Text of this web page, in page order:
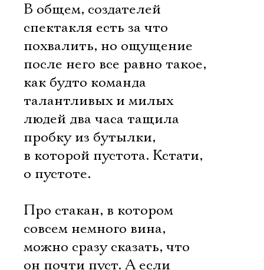
В общем, создателей
спектакля есть за что
похвалить, но ощущение
после него все равно такое,
как будто команда
талантливых и милых
людей два часа тащила
пробку из бутылки,
в которой пустота. Кстати,
о пустоте.
Про стакан, в котором
совсем немного вина,
можно сразу сказать, что
он почти пуст. А если
Электропочта